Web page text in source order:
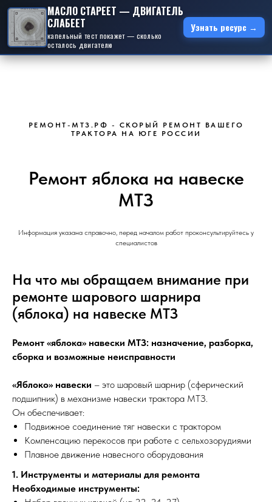
МАСЛО СТАРЕЕТ — ДВИГАТЕЛЬ
СЛАБЕЕТ
капельный тест покажет — сколько
осталось двигателю
Узнать ресурс →
РЕМОНТ-МТЗ.РФ - СКОРЫЙ РЕМОНТ ВАШЕГО
ТРАКТОРА НА ЮГЕ РОССИИ
Ремонт яблока на навеске
МТЗ
Информация указана справочно, перед началом работ проконсультируйтесь у
специалистов
На что мы обращаем внимание при
ремонте шарового шарнира
(яблока) на навеске МТЗ
Ремонт «яблока» навески МТЗ: назначение, разборка,
сборка и возможные неисправности
«Яблоко» навески – это шаровый шарнир (сферический
подшипник) в механизме навески трактора МТЗ.
Он обеспечивает:
Подвижное соединение тяг навески с трактором
Компенсацию перекосов при работе с сельхозорудиями
Плавное движение навесного оборудования
1. Инструменты и материалы для ремонта
Необходимые инструменты: